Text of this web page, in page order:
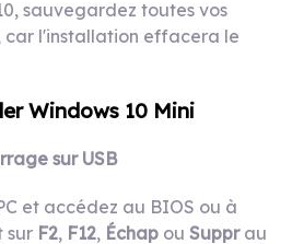
sauvegardez toutes vos
car l'installation effacera le
Windows 10 Mini
sur USB
et accédez au BIOS ou à
sur F2, F12, Échap ou Supprau